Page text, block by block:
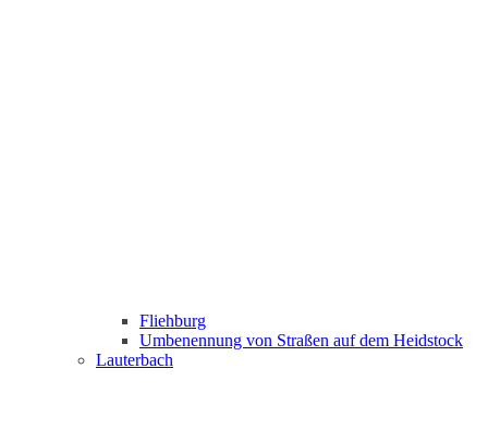
Fliehburg
Umbenennung von Straßen auf dem Heidstock
Lauterbach